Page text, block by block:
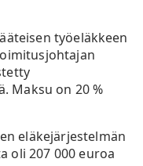
työeläkkeen
Maksu on 20 %
eläkejärjestelmän
oli 207 000 euroa